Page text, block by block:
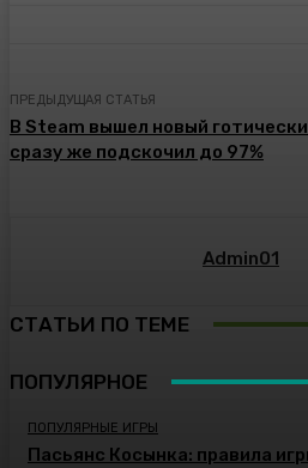
ПРЕДЫДУЩАЯ СТАТЬЯ
В Steam вышел новый
сразу же подскочил до 97%
Admin01
СТАТЬИ ПО ТЕМЕ
ПОПУЛЯРНОЕ
ПОПУЛЯРНЫЕ ИГРЫ
Пасьянс Косынка: правила